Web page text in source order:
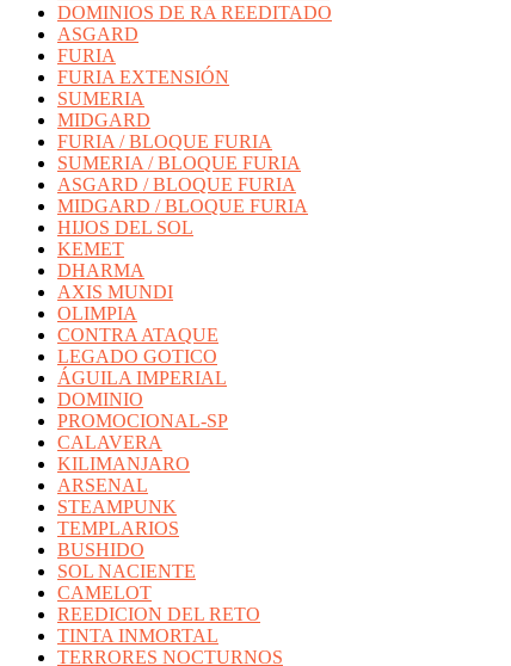
DOMINIOS DE RA REEDITADO
ASGARD
FURIA
FURIA EXTENSIÓN
SUMERIA
MIDGARD
FURIA / BLOQUE FURIA
SUMERIA / BLOQUE FURIA
ASGARD / BLOQUE FURIA
MIDGARD / BLOQUE FURIA
HIJOS DEL SOL
KEMET
DHARMA
AXIS MUNDI
OLIMPIA
CONTRA ATAQUE
LEGADO GOTICO
ÁGUILA IMPERIAL
DOMINIO
PROMOCIONAL-SP
CALAVERA
KILIMANJARO
ARSENAL
STEAMPUNK
TEMPLARIOS
BUSHIDO
SOL NACIENTE
CAMELOT
REEDICION DEL RETO
TINTA INMORTAL
TERRORES NOCTURNOS